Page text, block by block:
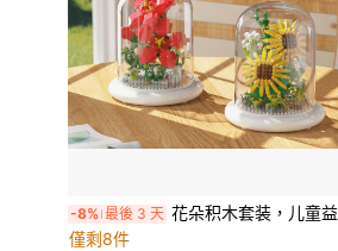
-8% 最後 3 天 花朵积木套装，儿童益智DIY莲花，理想的母亲节礼物，永生花草拼装套装，新年生日礼物。房间装饰。冬季益智玩具
僅剩8件